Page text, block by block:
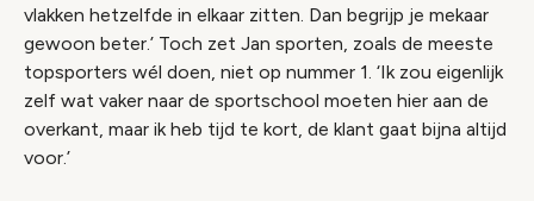
vlakken hetzelfde in elkaar zitten. Dan begrijp je mekaar
gewoon beter.’ Toch zet Jan sporten, zoals de meeste
topsporters wél doen, niet op nummer 1. ‘Ik zou eigenlijk
zelf wat vaker naar de sportschool moeten hier aan de
overkant, maar ik heb tijd te kort, de klant gaat bijna altijd
voor.’